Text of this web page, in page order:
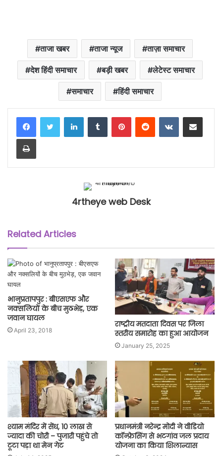
ताजा खबर ताजा न्यूज ताज़ा समाचार
देश हिंदी समाचार बड़ी खबर लेटेस्ट समाचार
समाचार हिंदी समाचार
LinkedInTumblr PinterestReddit VKontakteShare via Email
Print
4rtheye web Desk
Related Articles
भानुप्रतापपुर : बीएसएफ और
नक्सलियों के बीच मुठभेड़, एक
जवान घायल
April 23, 2018
राष्ट्रीय मतदाता दिवस पर जिला
स्तरीय समारोह का हुआ आयोजन
January 25, 2025
श्याम मंदिर में सेंध, 10 लाख से
ज्यादा की चोरी – पुजारी पहुंचे तो
टूटा पड़ा था मेन गेट
प्रधानमंत्री नरेन्द्र मोदी ने वीडियो
कॉन्फ्रेसिंग से भटगांव जल प्रदाय
योजना का किया शिलान्यास